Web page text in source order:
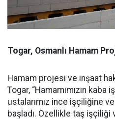
Togar, Osmanlı Hamam
Hamam projesi ve inşaat
Togar, “Hamamımızın
ustalarımız ince işçiliğine
başladı. Özellikle taş işçiliği